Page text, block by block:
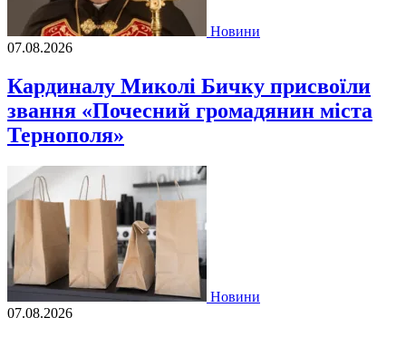
Новини
07.08.2026
Кардиналу Миколі Бичку присвоїли
звання «Почесний громадянин міста
Тернополя»
Новини
07.08.2026